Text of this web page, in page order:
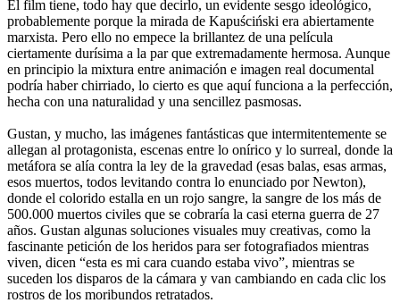
El film tiene, todo hay que decirlo, un evidente sesgo ideológico,
probablemente porque la mirada de Kapuściński era abiertamente
marxista. Pero ello no empece la brillantez de una película
ciertamente durísima a la par que extremadamente hermosa. Aunque
en principio la mixtura entre animación e imagen real documental
podría haber chirriado, lo cierto es que aquí funciona a la perfección,
hecha con una naturalidad y una sencillez pasmosas.
Gustan, y mucho, las imágenes fantásticas que intermitentemente se
allegan al protagonista, escenas entre lo onírico y lo surreal, donde la
metáfora se alía contra la ley de la gravedad (esas balas, esas armas,
esos muertos, todos levitando contra lo enunciado por Newton),
donde el colorido estalla en un rojo sangre, la sangre de los más de
500.000 muertos civiles que se cobraría la casi eterna guerra de 27
años. Gustan algunas soluciones visuales muy creativas, como la
fascinante petición de los heridos para ser fotografiados mientras
viven, dicen “esta es mi cara cuando estaba vivo”, mientras se
suceden los disparos de la cámara y van cambiando en cada clic los
rostros de los moribundos retratados.